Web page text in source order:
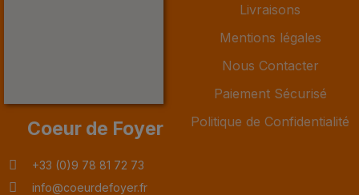
Coeur de Foyer
+33 (0)9 78 81 72 73
info@coeurdefoyer.fr
Livraisons
Mentions légales
Nous Contacter
Paiement Sécurisé
Politique de Confidentialité